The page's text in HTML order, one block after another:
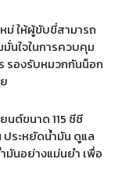
ม่ ให้ผู้ขับขี่สามารถ
นใจในการควบคุม
รองรับหมวกกันน็อก
นต์ขนาด115 ซีซี
ระหยัดน้ำมัน ดูแล
มันอย่างแม่นยำ เพื่อ